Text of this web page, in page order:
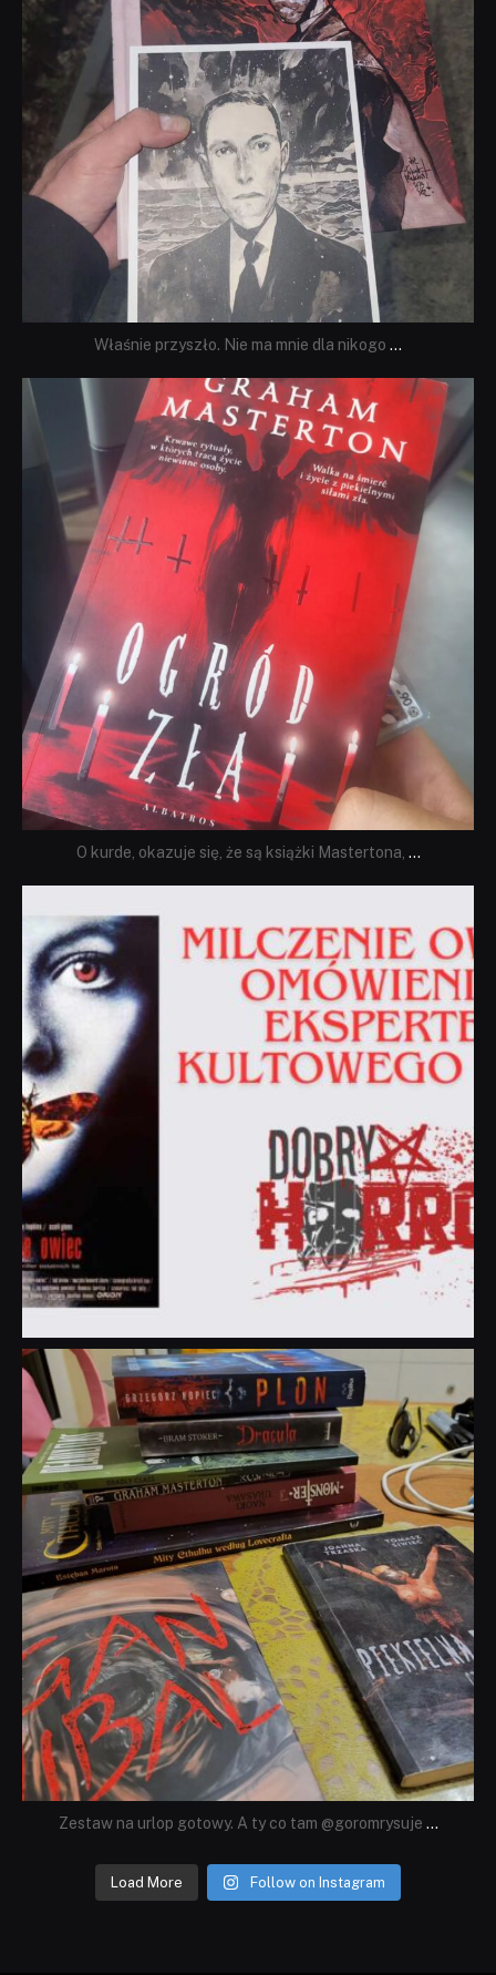
Właśnie przyszło. Nie ma mnie dla nikogo ...
dobryhorror
Sie 23
O kurde, okazuje się, że są książki Mastertona, ...
dobryhorror
Lip 31
Zestaw na urlop gotowy. A ty co tam @goromrysuje ...
Load More Follow on Instagram